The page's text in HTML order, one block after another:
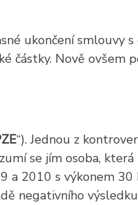
ukončení smlouvy
částky. Nově ovšem
“). Jednou z
se jím osoba,
a 2010 s výkonem
negativního